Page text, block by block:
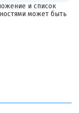
и список
может быть